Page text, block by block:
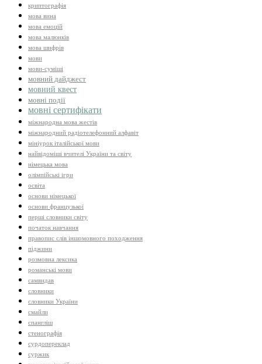
криптографія
мова вина
мова емоцій
мова малюнків
мова шифрів
мови
мови-суміші
мовний дайджест
мовний квест
мовні події
мовні сертифікати
міжнародна мова жестів
міжнародний радіотелефонний алфавіт
мініурок італійської мови
найвідоміші вчителі України та світу
німецька мова
олімпійські ігри
освіта
основи німецької
основи французької
перші словники світу
початок навчання
правопис слів іншомовного походження
піджини
розмовна лексика
романські мови
самвидав
словники
словники України
смайли
спангліш
стенографія
сурдопереклад
суржик